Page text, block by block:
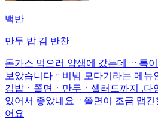
백반
만두 밥 김 반찬
돈가스 먹으러 얌샘에 갔는데 ᆢ특
보았습니다ᆢ비빔 모다기라는 메뉴
김밥ㆍ쫄면ㆍ만두ㆍ셀러드까지 .다
있어서 좋았네요ᆢ쫄면이 조금 맵긴
어요